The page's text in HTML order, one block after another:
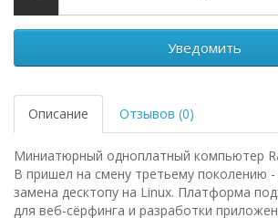
Уведомить
Описание Отзывов (0)
Миниатюрный одноплатный компьютер
B пришел на смену третьему поколению
замена десктопу на Linux. Платформа
для веб-сёрфинга и разработки